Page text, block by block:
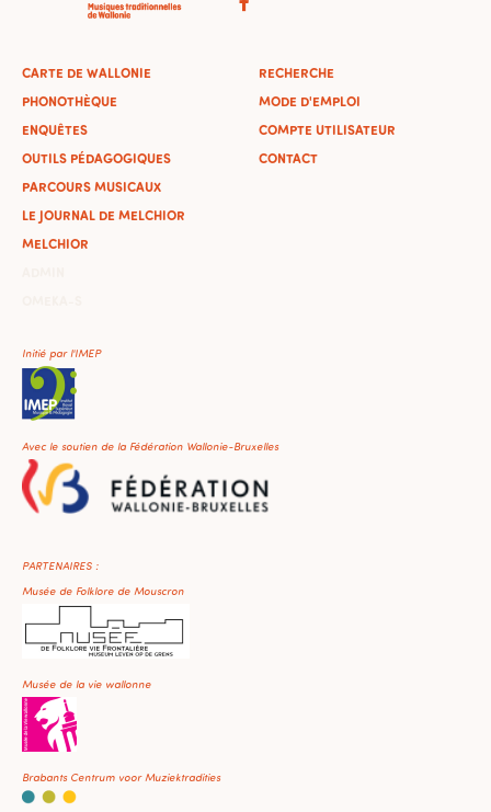
CARTE DE WALLONIE
PHONOTHÈQUE
ENQUÊTES
OUTILS PÉDAGOGIQUES
PARCOURS MUSICAUX
LE JOURNAL DE MELCHIOR
MELCHIOR
RECHERCHE
MODE D'EMPLOI
COMPTE UTILISATEUR
CONTACT
Initié par l'IMEP
Avec le soutien de la Fédération Wallonie-Bruxelles
PARTENAIRES :
Musée de Folklore de Mouscron
Musée de la vie wallonne
Brabants Centrum voor Muziektradities